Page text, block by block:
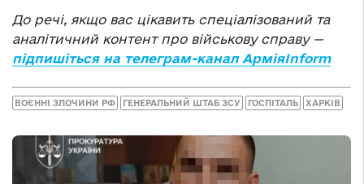
До речі, якщо вас цікавить спеціалізований та
аналітичний контент про військову справу —
підпишіться на телеграм-канал АрміяInform
ВОЄННІ ЗЛОЧИНИ РФ ГЕНЕРАЛЬНИЙ ШТАБ ЗСУ ГОСПІТАЛЬ ХАРКІВ